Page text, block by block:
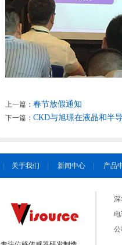
上一篇： 春节放假通知
下一篇： CKD与旭璟在液晶和半
关于我们 新闻中心 产品
公